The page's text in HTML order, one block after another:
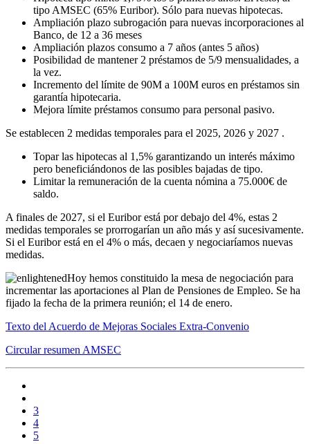
tipo AMSEC (65% Euribor). Sólo para nuevas hipotecas.
Ampliación plazo subrogación para nuevas incorporaciones al
Banco, de 12 a 36 meses
Ampliación plazos consumo a 7 años (antes 5 años)
Posibilidad de mantener 2 préstamos de 5/9 mensualidades, a
la vez.
Incremento del límite de 90M a 100M euros en préstamos sin
garantía hipotecaria.
Mejora límite préstamos consumo para personal pasivo.
Se establecen 2 medidas temporales para el 2025, 2026 y 2027 .
Topar las hipotecas al 1,5% garantizando un interés máximo
pero beneficiándonos de las posibles bajadas de tipo.
Limitar la remuneración de la cuenta nómina a 75.000€ de
saldo.
A finales de 2027, si el Euribor está por debajo del 4%, estas 2
medidas temporales se prorrogarían un año más y así sucesivamente.
Si el Euribor está en el 4% o más, decaen y negociaríamos nuevas
medidas.
Hoy hemos constituido la mesa de negociación para
incrementar las aportaciones al Plan de Pensiones de Empleo. Se ha
fijado la fecha de la primera reunión; el 14 de enero.
Texto del Acuerdo de Mejoras Sociales Extra-Convenio
Circular resumen AMSEC
3
4
5